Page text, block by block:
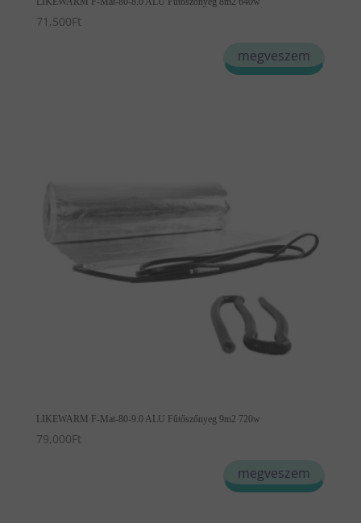
71,500Ft
megveszem
LIKEWARM F-Mat-80-9.0 ALU Fűtőszőnyeg 9m2 720w
79,000Ft
megveszem